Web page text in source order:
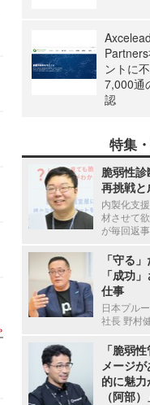
ントに
7,000通
認
特集
脆弱性
再挑戦
内製化支
材させて
が毎回返
「守る
「成功
仕事
日本プル
社長 野村
「脆弱
メージ
的に魅
（阿部）